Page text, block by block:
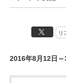
リ
2016年8月12日